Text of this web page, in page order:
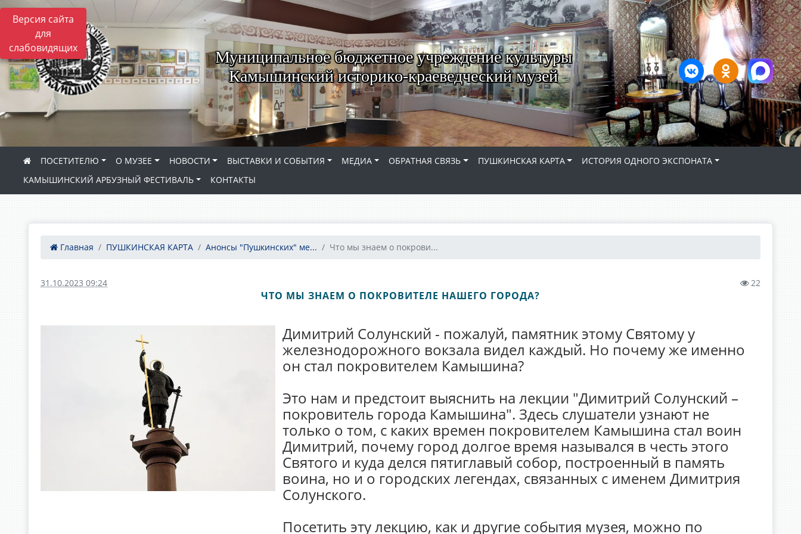
Версия сайта
для
слабовидящих
Муниципальное бюджетное учреждение культуры
Камышинский историко-краеведческий музей
ПОСЕТИТЕЛЮ О МУЗЕЕ НОВОСТИ ВЫСТАВКИ И СОБЫТИЯ МЕДИА ОБРАТНАЯ СВЯЗЬ ПУШКИНСКАЯ КАРТА
ИСТОРИЯ ОДНОГО ЭКСПОНАТА
КАМЫШИНСКИЙ АРБУЗНЫЙ ФЕСТИВАЛЬ
КОНТАКТЫ
Главная ПУШКИНСКАЯ КАРТА Анонсы "Пушкинских" ме... Что мы знаем о покрови...
31.10.2023 09:24 22
ЧТО МЫ ЗНАЕМ О ПОКРОВИТЕЛЕ НАШЕГО ГОРОДА?
Димитрий Солунский - пожалуй, памятник этому Святому у
железнодорожного вокзала видел каждый. Но почему же именно
он стал покровителем Камышина?
Это нам и предстоит выяснить на лекции "Димитрий Солунский –
покровитель города Камышина". Здесь слушатели узнают не
только о том, с каких времен покровителем Камышина стал воин
Димитрий, почему город долгое время назывался в честь этого
Святого и куда делся пятиглавый собор, построенный в память
воина, но и о городских легендах, связанных с именем Димитрия
Солунского.
Посетить эту лекцию, как и другие события музея, можно по